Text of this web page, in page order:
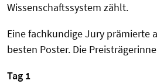
Wissenschaftssystem zählt.
Eine fachkundige Jury prämierte
besten Poster. Die
Tag 1